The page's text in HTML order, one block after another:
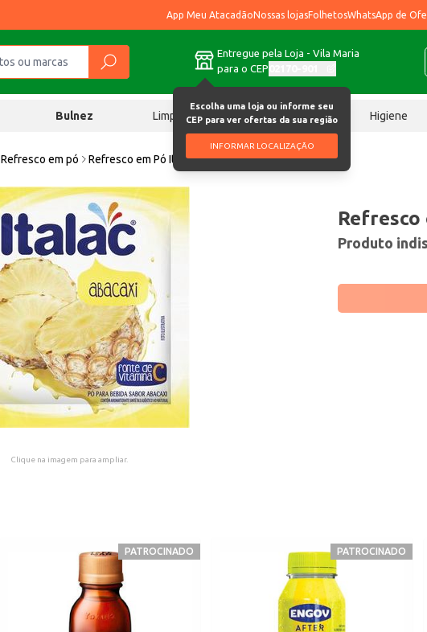
App Meu AtacadãoNossas lojasFolhetosWhatsApp de
Entregue pela Loja - Vila Maria
para o CEP
Escolha uma loja ou informe seu
CEP para ver ofertas da sua região
INFORMAR LOCALIZAÇÃO
Bulnez Limpeza Chocolates Higiene
Refresco em pó Refresco em Pó Italac Abacaxi 25g
Clique na imagem para ampliar.
Refresco
Produto
PATROCINADO PATROCINADO